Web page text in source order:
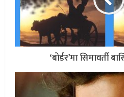
‘बोर्डर’मा सिमावर्ती